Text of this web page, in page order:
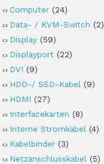
Computer (24)
Data- / KVM-Switch (2)
Display (59)
Displayport (22)
DVI (9)
HDD-/ SSD-Kabel (9)
HDMI (27)
Interfacekarten (8)
Interne Stromkabel (4)
Kabelbinder (3)
Netzanschlusskabel (5)